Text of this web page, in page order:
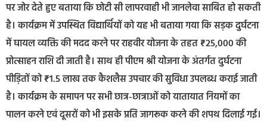
पर जोर देते हुए बताया कि छोटी सी लापरवाही भी जानलेवा साबित हो सकती
है। कार्यक्रम में उपस्थित विद्यार्थियों को यह भी बताया गया कि सड़क दुर्घटना
में घायल व्यक्ति की मदद करने पर राहवीर योजना के तहत ₹25,000 की
प्रोत्साहन राशि दी जाती है। साथ ही पीएम श्री योजना के अंतर्गत दुर्घटना
पीड़ितों को ₹1.5 लाख तक कैशलैस उपचार की सुविधा उपलब्ध कराई जाती
है। कार्यक्रम के समापन पर सभी छात्र-छात्राओं को यातायात नियमों का
पालन करने एवं दूसरों को भी इसके प्रति जागरूक करने की शपथ दिलाई गई।